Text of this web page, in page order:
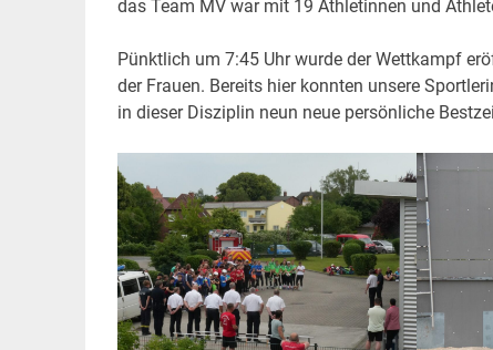
das Team MV war mit 19 Athletinnen und
Pünktlich um 7:45 Uhr wurde der Wettkampf
der Frauen. Bereits hier konnten unsere
in dieser Disziplin neun neue persönliche